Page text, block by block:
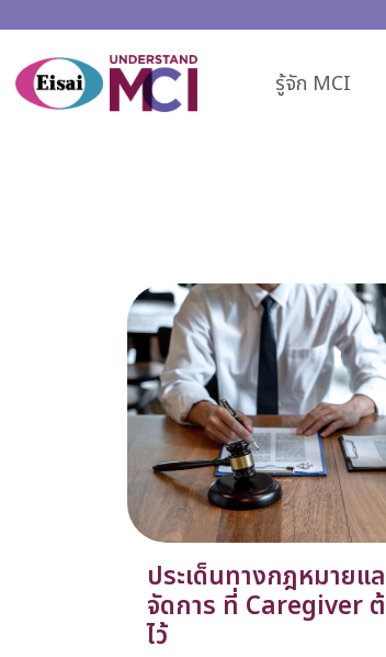
รู้จัก MCI
ประเด็นทางกฎหมายแ
จัดการ ที่ Caregiver
ไว้